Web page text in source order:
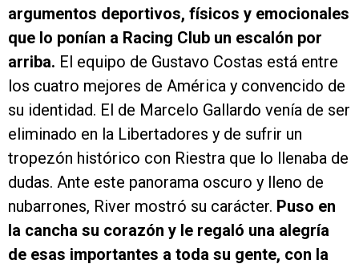
argumentos deportivos, físicos y emocionales
que lo ponían a Racing Club un escalón por
arriba. El equipo de Gustavo Costas está entre
los cuatro mejores de América y convencido de
su identidad. El de Marcelo Gallardo venía de ser
eliminado en la Libertadores y de sufrir un
tropezón histórico con Riestra que lo llenaba de
dudas. Ante este panorama oscuro y lleno de
nubarrones, River mostró su carácter. Puso en
la cancha su corazón y le regaló una alegría
de esas importantes a toda su gente, con la